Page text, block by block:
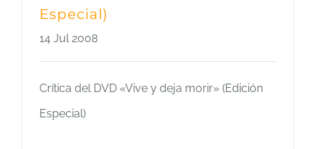
Especial)
14 Jul 2008
Crítica del DVD «Vive y deja morir» (Edición
Especial)